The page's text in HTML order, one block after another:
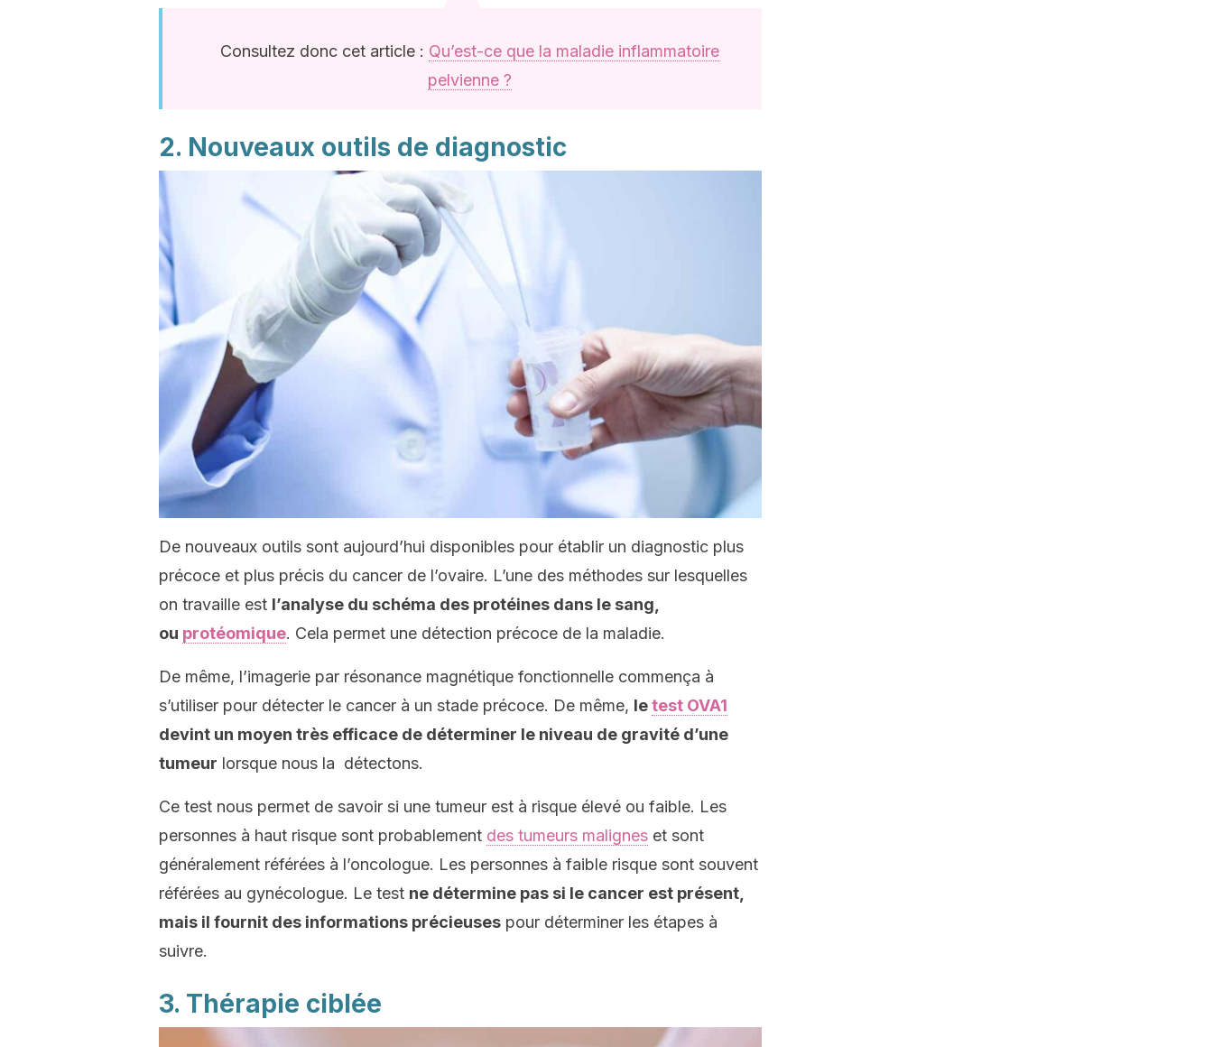
Consultez donc cet article : Qu’est-ce que la maladie inflammatoire
pelvienne ?
2. Nouveaux outils de diagnostic
De nouveaux outils sont aujourd’hui disponibles pour établir un diagnostic plus
précoce et plus précis du cancer de l’ovaire. L’une des méthodes sur lesquelles
on travaille est l’analyse du schéma des protéines dans le sang,
ou protéomique. Cela permet une détection précoce de la maladie.
De même, l’imagerie par résonance magnétique fonctionnelle commença à
s’utiliser pour détecter le cancer à un stade précoce. De même, letest OVA1
devint un moyen très efficace de déterminer le niveau de gravité d’une
tumeur lorsque nous la détectons.
Ce test nous permet de savoir si une tumeur est à risque élevé ou faible. Les
personnes à haut risque sont probablement des tumeurs malignes et sont
généralement référées à l’oncologue. Les personnes à faible risque sont souvent
référées au gynécologue. Le test ne détermine pas si le cancer est présent,
mais il fournit des informations précieuses pour déterminer les étapes à
suivre.
3. Thérapie ciblée